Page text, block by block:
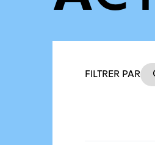
Filtres des
FILTRER PAR